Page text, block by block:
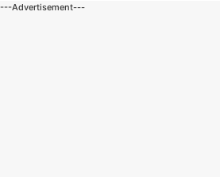
---Advertisement---